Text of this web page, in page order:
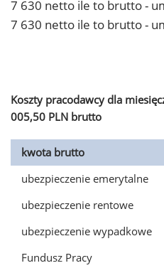
7 630 netto ile to brutto -
7 630 netto ile to brutto -
Koszty pracodawcy dla
005,50 PLN brutto
kwota brutto
ubezpieczenie emerytalne
ubezpieczenie rentowe
ubezpieczenie wypadkowe
Fundusz Pracy